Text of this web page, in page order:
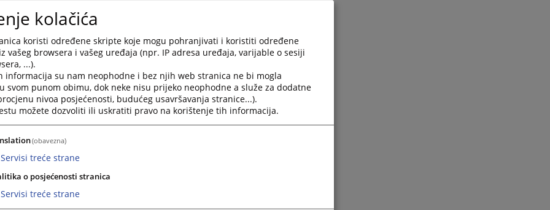
sud u Tuzli
sud u Velikoj Kladuši
sud u Visokom
sud u Zavidovićima
sud u Zenici
sud u Žepču
sud u Živinicama
Srpska - Osnovni sudovi
sud u Banja Luci
sud u Bijeljini
sud u Derventi
sud u Doboju
kolačića
koristi određene skripte koje mogu pohranjivati i koristiti određene
vašeg browsera i vašeg uređaja (npr. IP adresa uređaja, varijable o sesiji
...).
informacija su nam neophodne i bez njih web stranica ne bi mogla
svom punom obimu, dok neke nisu prijeko neophodne a služe za dodatne
nivoa posjećenosti, budućeg usavršavanja stranice...).
možete dozvoliti ili uskratiti pravo na korištenje tih informacija.
(obavezna)
Servisi treće strane
o posjećenosti stranica
Servisi treće strane